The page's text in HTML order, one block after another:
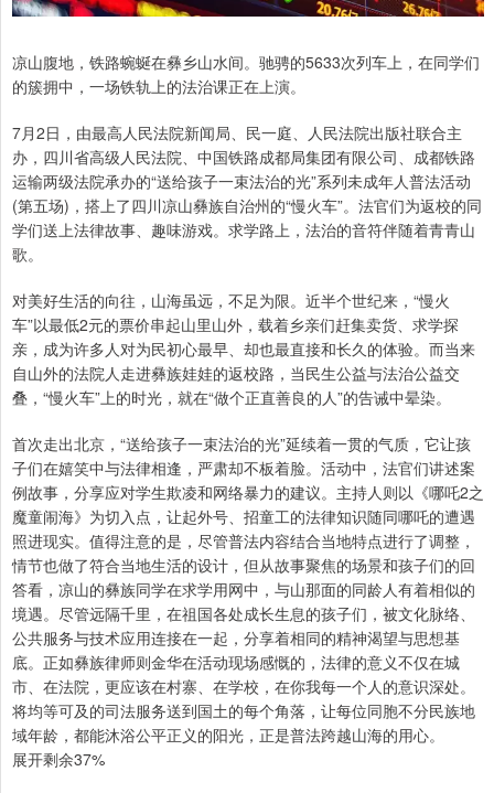
凉山腹地，铁路蜿蜒在彝乡山水间。驰骋的5633次列车上，在同学们
的簇拥中，一场铁轨上的法治课正在上演。
7月2日，由最高人民法院新闻局、民一庭、人民法院出版社联合主
办，四川省高级人民法院、中国铁路成都局集团有限公司、成都铁路
运输两级法院承办的“送给孩子一束法治的光”系列未成年人普法活动
(第五场)，搭上了四川凉山彝族自治州的“慢火车”。法官们为返校的同
学们送上法律故事、趣味游戏。求学路上，法治的音符伴随着青青山
歌。
对美好生活的向往，山海虽远，不足为限。近半个世纪来，“慢火
车”以最低2元的票价串起山里山外，载着乡亲们赶集卖货、求学探
亲，成为许多人对为民初心最早、却也最直接和长久的体验。而当来
自山外的法院人走进彝族娃娃的返校路，当民生公益与法治公益交
叠，“慢火车”上的时光，就在“做个正直善良的人”的告诫中晕染。
首次走出北京，“送给孩子一束法治的光”延续着一贯的气质，它让孩
子们在嬉笑中与法律相逢，严肃却不板着脸。活动中，法官们讲述案
例故事，分享应对学生欺凌和网络暴力的建议。主持人则以《哪吒2之
魔童闹海》为切入点，让起外号、招童工的法律知识随同哪吒的遭遇
照进现实。值得注意的是，尽管普法内容结合当地特点进行了调整，
情节也做了符合当地生活的设计，但从故事聚焦的场景和孩子们的回
答看，凉山的彝族同学在求学用网中，与山那面的同龄人有着相似的
境遇。尽管远隔千里，在祖国各处成长生息的孩子们，被文化脉络、
公共服务与技术应用连接在一起，分享着相同的精神渴望与思想基
底。正如彝族律师则金华在活动现场感慨的，法律的意义不仅在城
市、在法院，更应该在村寨、在学校，在你我每一个人的意识深处。
将均等可及的司法服务送到国土的每个角落，让每位同胞不分民族地
域年龄，都能沐浴公平正义的阳光，正是普法跨越山海的用心。
展开剩余37%